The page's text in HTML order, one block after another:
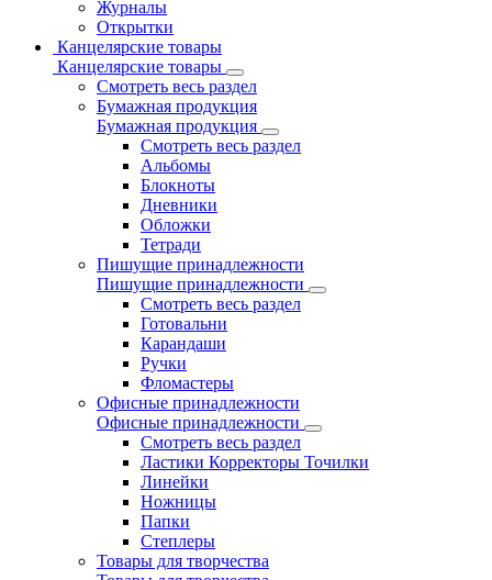
Журналы
Открытки
Канцелярские товары
Канцелярские товары
Смотреть весь раздел
Бумажная продукция
Бумажная продукция
Смотреть весь раздел
Альбомы
Блокноты
Дневники
Обложки
Тетради
Пишущие принадлежности
Пишущие принадлежности
Смотреть весь раздел
Готовальни
Карандаши
Ручки
Фломастеры
Офисные принадлежности
Офисные принадлежности
Смотреть весь раздел
Ластики Корректоры Точилки
Линейки
Ножницы
Папки
Степлеры
Товары для творчества